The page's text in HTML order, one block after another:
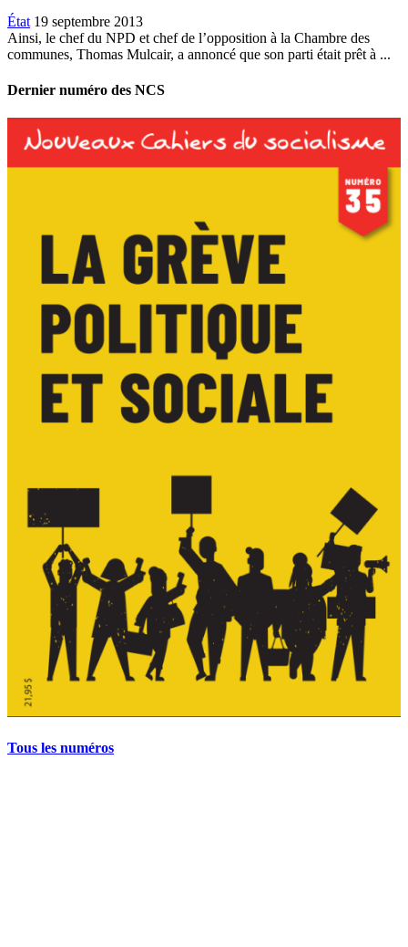
État 19 septembre 2013
Ainsi, le chef du NPD et chef de l’opposition à la Chambre des
communes, Thomas Mulcair, a annoncé que son parti était prêt à ...
Dernier numéro des NCS
Tous les numéros